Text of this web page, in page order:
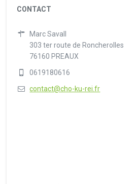
CONTACT
Marc Savall
303 ter route de Roncherolles
76160 PREAUX
0619180616
contact@cho-ku-rei.fr